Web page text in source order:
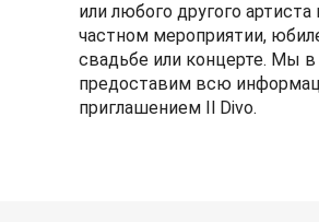
или любого другого артиста
частном мероприятии,
свадьбе или концерте. Мы
предоставим всю
приглашением Il Divo.